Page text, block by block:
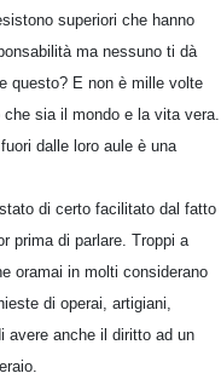
superiori che hanno
ma nessuno ti dà
questo? E non è mille volte
sia il mondo e la vita vera.
dalle loro aule è una
di certo facilitato dal fatto
prima di parlare. Troppi a
oramai in molti considerano
di operai, artigiani,
avere anche il diritto ad un